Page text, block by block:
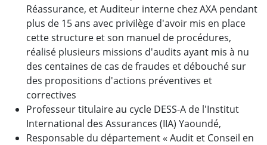
Réassurance, et Auditeur interne chez AXA pendant
plus de 15 ans avec privilège d'avoir mis en place
cette structure et son manuel de procédures,
réalisé plusieurs missions d'audits ayant mis à nu
des centaines de cas de fraudes et débouché sur
des propositions d'actions préventives et
correctives
Professeur titulaire au cycle DESS-A de l'Institut
International des Assurances (IIA) Yaoundé,
Responsable du département « Audit et Conseil en